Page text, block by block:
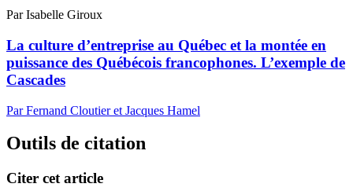
Par Isabelle Giroux
La culture d’entreprise au Québec et la montée en
puissance des Québécois francophones. L’exemple de
Cascades
Par Fernand Cloutier et Jacques Hamel
Outils de citation
Citer cet article